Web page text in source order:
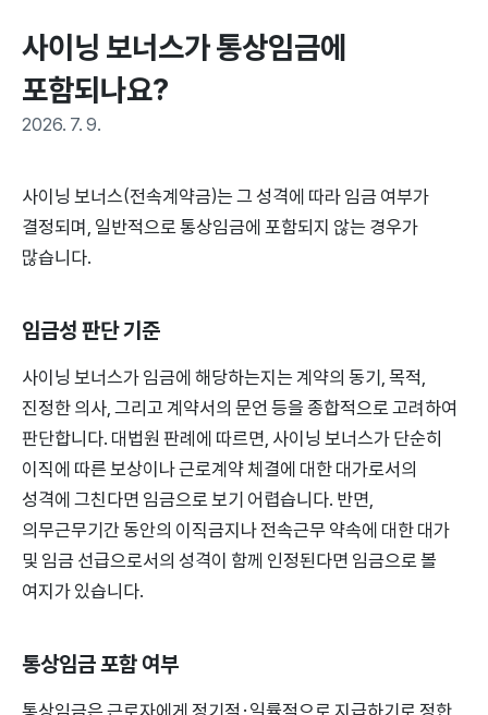
사이닝 보너스가 통상임금에
포함되나요?
2026. 7. 9.
사이닝 보너스(전속계약금)는 그 성격에 따라 임금 여부가
결정되며, 일반적으로 통상임금에 포함되지 않는 경우가
많습니다.
임금성 판단 기준
사이닝 보너스가 임금에 해당하는지는 계약의 동기, 목적,
진정한 의사, 그리고 계약서의 문언 등을 종합적으로 고려하여
판단합니다. 대법원 판례에 따르면, 사이닝 보너스가 단순히
이직에 따른 보상이나 근로계약 체결에 대한 대가로서의
성격에 그친다면 임금으로 보기 어렵습니다. 반면,
의무근무기간 동안의 이직금지나 전속근무 약속에 대한 대가
및 임금 선급으로서의 성격이 함께 인정된다면 임금으로 볼
여지가 있습니다.
통상임금 포함 여부